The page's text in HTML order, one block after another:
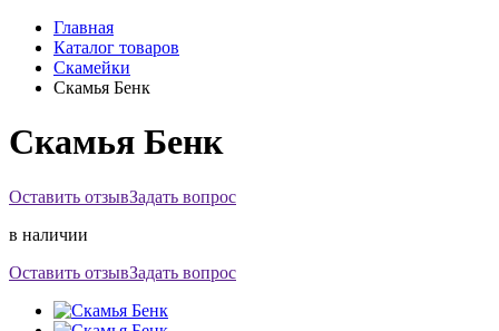
Главная
Каталог товаров
Скамейки
Скамья Бенк
Скамья Бенк
Оставить отзывЗадать вопрос
в наличии
Оставить отзывЗадать вопрос